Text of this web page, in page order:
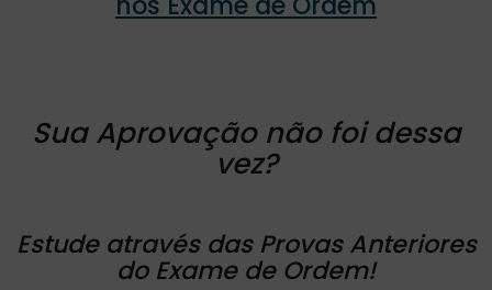
Sua Aprovação não foi dessa
vez?
Estude através das Provas Anteriores
do Exame de Ordem!